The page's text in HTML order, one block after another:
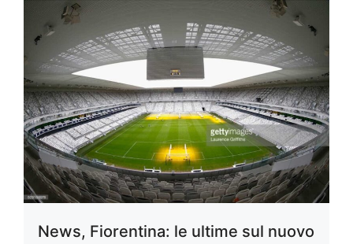
News, Fiorentina: le ultime sul nuovo